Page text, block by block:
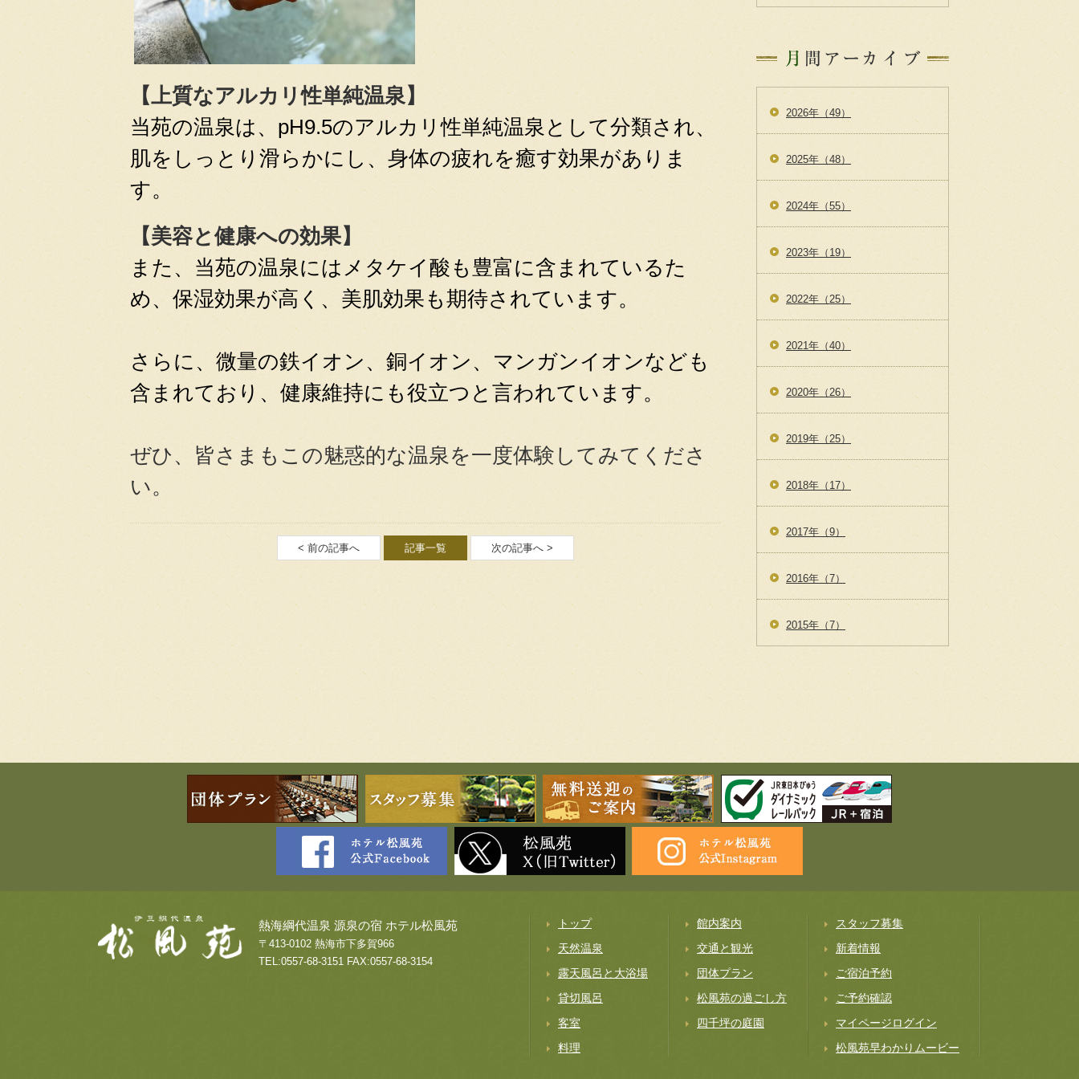
【上質なアルカリ性単純温泉】
当苑の温泉は、pH9.5のアルカリ性単純温泉として分類され、
肌をしっとり滑らかにし、身体の疲れを癒す効果がありま
す。
【美容と健康への効果】
また、当苑の温泉には メタケイ酸も 豊富に含まれているた
め、保湿効果が高く、美肌効果も期待されています。
さらに、微量の鉄イオン、銅イオン、マンガンイオンなども
含まれており、健康維持にも役立つと言われています。
ぜひ、皆さまもこの魅惑的な温泉を一度体験してみてくださ
い。
< 前の記事へ 記事一覧 次の記事へ >
2026年（49）
2025年（48）
2024年（55）
2023年（19）
2022年（25）
2021年（40）
2020年（26）
2019年（25）
2018年（17）
2017年（9）
2016年（7）
2015年（7）
トップ
天然温泉
露天風呂と大浴場
貸切風呂
客室
料理
館内案内
交通と観光
団体プラン
松風苑の過ごし方
四千坪の庭園
スタッフ募集
新着情報
ご宿泊予約
ご予約確認
マイページログイン
松風苑早わかりムービー
熱海綱代温泉 源泉の宿 ホテル松風苑
〒413-0102 熱海市下多賀966
TEL:0557-68-3151 FAX:0557-68-3154